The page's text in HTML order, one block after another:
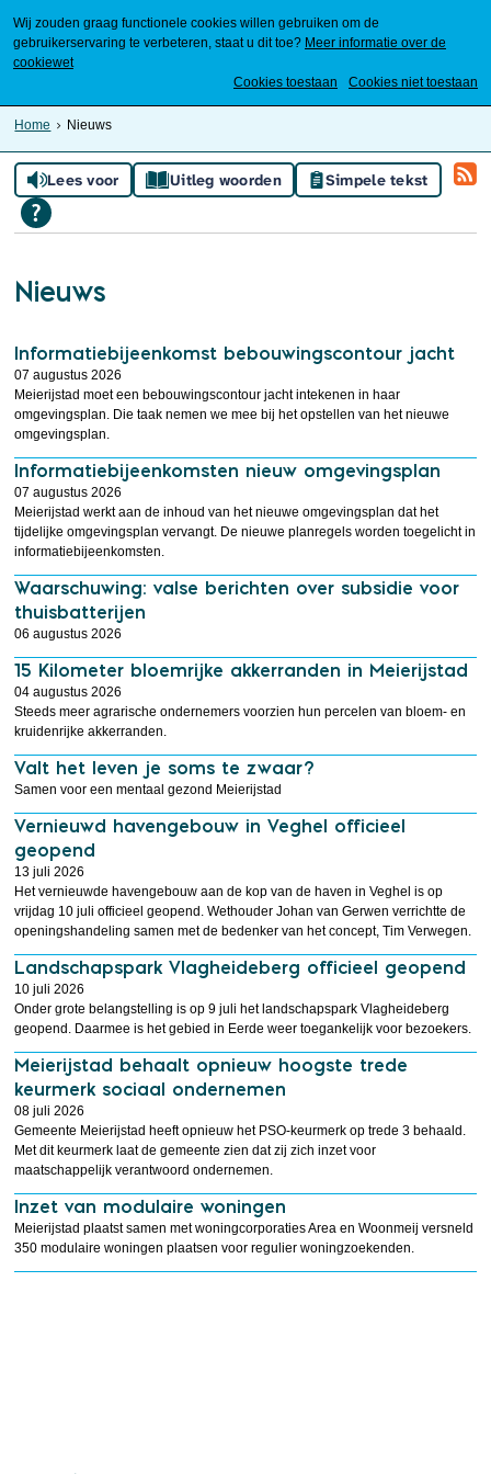
Wij zouden graag functionele cookies willen gebruiken om de
gebruikerservaring te verbeteren, staat u dit toe? Meer informatie over de
cookiewet
Cookies toestaan
Cookies niet toestaan
Home Nieuws
Lees voor Uitleg woorden Simpele tekst
Nieuws
Informatiebijeenkomst bebouwingscontour jacht
07 augustus 2026
Meierijstad moet een bebouwingscontour jacht intekenen in haar
omgevingsplan. Die taak nemen we mee bij het opstellen van het nieuwe
omgevingsplan.
Informatiebijeenkomsten nieuw omgevingsplan
07 augustus 2026
Meierijstad werkt aan de inhoud van het nieuwe omgevingsplan dat het
tijdelijke omgevingsplan vervangt. De nieuwe planregels worden toegelicht in
informatiebijeenkomsten.
Waarschuwing: valse berichten over subsidie voor
thuisbatterijen
06 augustus 2026
15 Kilometer bloemrijke akkerranden in Meierijstad
04 augustus 2026
Steeds meer agrarische ondernemers voorzien hun percelen van bloem- en
kruidenrijke akkerranden.
Valt het leven je soms te zwaar?
Samen voor een mentaal gezond Meierijstad
Vernieuwd havengebouw in Veghel officieel
geopend
13 juli 2026
Het vernieuwde havengebouw aan de kop van de haven in Veghel is op
vrijdag 10 juli officieel geopend. Wethouder Johan van Gerwen verrichtte de
openingshandeling samen met de bedenker van het concept, Tim Verwegen.
Landschapspark Vlagheideberg officieel geopend
10 juli 2026
Onder grote belangstelling is op 9 juli het landschapspark Vlagheideberg
geopend. Daarmee is het gebied in Eerde weer toegankelijk voor bezoekers.
Meierijstad behaalt opnieuw hoogste trede
keurmerk sociaal ondernemen
08 juli 2026
Gemeente Meierijstad heeft opnieuw het PSO-keurmerk op trede 3 behaald.
Met dit keurmerk laat de gemeente zien dat zij zich inzet voor
maatschappelijk verantwoord ondernemen.
Inzet van modulaire woningen
Meierijstad plaatst samen met woningcorporaties Area en Woonmeij versneld
350 modulaire woningen plaatsen voor regulier woningzoekenden.